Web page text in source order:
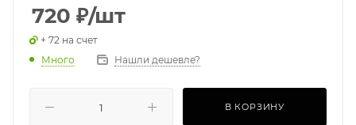
720 ₽/шт
+ 72 на счет
Много
Нашли дешевле?
В КОРЗИНУ